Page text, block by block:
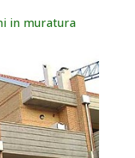
in muratura